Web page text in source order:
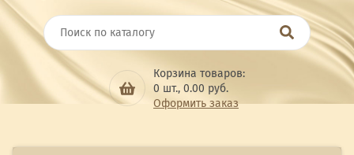
Корзина товаров:
0 шт., 0.00 руб.
Оформить заказ